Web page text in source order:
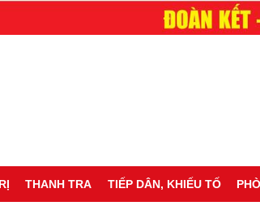
THANH TRA TIẾP DÂN, KHIẾU TỐ